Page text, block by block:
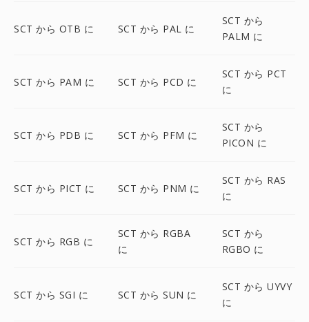
SCT から OTB に SCT から PAL に
SCT から
PALM に
SCT から PAM に SCT から PCD に
SCT から PCT
に
SCT から PDB に SCT から PFM に
SCT から
PICON に
SCT から PICT に SCT から PNM に
SCT から RAS
に
SCT から RGB に
SCT から RGBA
に
SCT から
RGBO に
SCT から SGI に SCT から SUN に
SCT から UYVY
に